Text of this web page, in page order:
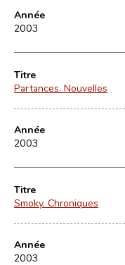
Année
2003
Titre
Partances. Nouvelles
Année
2003
Titre
Smoky. Chroniques
Année
2003